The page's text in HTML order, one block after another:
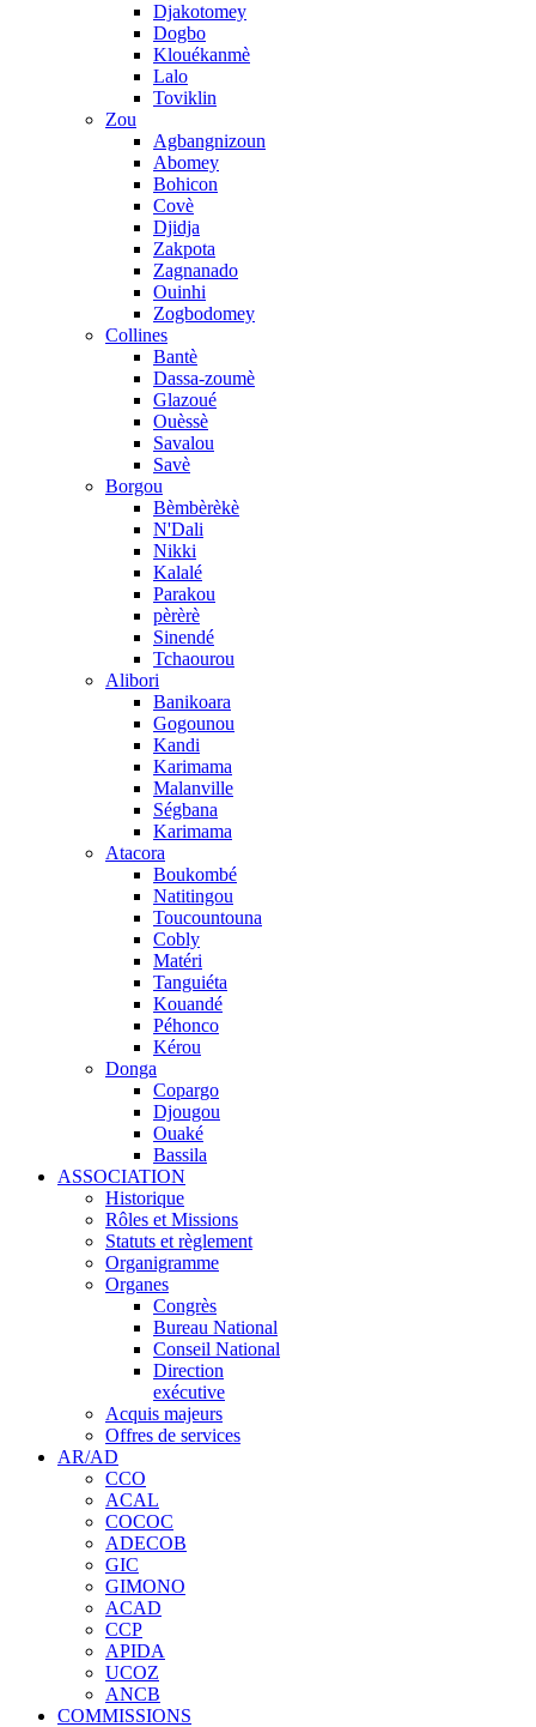
Djakotomey
Dogbo
Klouékanmè
Lalo
Toviklin
Zou
Agbangnizoun
Abomey
Bohicon
Covè
Djidja
Zakpota
Zagnanado
Ouinhi
Zogbodomey
Collines
Bantè
Dassa-zoumè
Glazoué
Ouèssè
Savalou
Savè
Borgou
Bèmbèrèkè
N'Dali
Nikki
Kalalé
Parakou
pèrèrè
Sinendé
Tchaourou
Alibori
Banikoara
Gogounou
Kandi
Karimama
Malanville
Ségbana
Karimama
Atacora
Boukombé
Natitingou
Toucountouna
Cobly
Matéri
Tanguiéta
Kouandé
Péhonco
Kérou
Donga
Copargo
Djougou
Ouaké
Bassila
ASSOCIATION
Historique
Rôles et Missions
Statuts et règlement
Organigramme
Organes
Congrès
Bureau National
Conseil National
Direction
exécutive
Acquis majeurs
Offres de services
AR/AD
CCO
ACAL
COCOC
ADECOB
GIC
GIMONO
ACAD
CCP
APIDA
UCOZ
ANCB
COMMISSIONS